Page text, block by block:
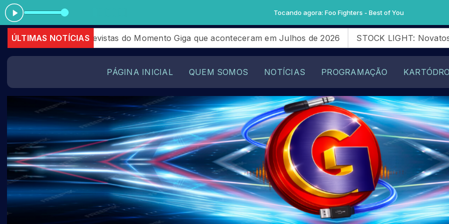
Tocando agora: Foo Fighters - Best of You
ÚLTIMAS NOTÍCIAS
do Momento Giga que aconteceram em Julhos de 2026 STOCK LIGHT: Novatos da SG28 Racing
PÁGINA INICIAL QUEM SOMOS NOTÍCIAS PROGRAMAÇÃO